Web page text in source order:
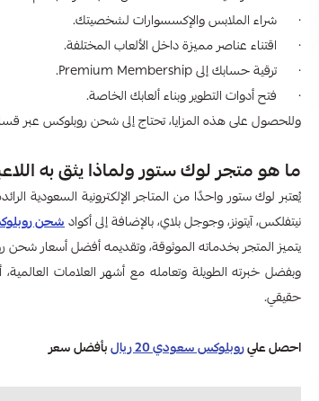
· شراء الملابس والإكسسوارات لشخصيتك.
· اقتناء عناصر مميزة داخل الألعاب المختلفة.
· ترقية حسابك إلى Premium Membership.
· فتح أدوات التطوير وبناء ألعابك الخاصة.
وللحصول على هذه المزايا، تحتاج إلى شحن روبلوكس عبر
ما هو متجر لوك ستور ولماذا يثق به
يُعتبر لوك ستور واحدًا من المتاجر الإلكترونية السعودية
نيتفلكس، آيتونز، وجوجل بلاي، بالإضافة إلى أكوادشحن
يتميز المتجر بخدماته الموثوقة، وتقديمه أفضل أسعار
وبفضل خبرته الطويلة وتعامله مع أشهر العلامات
حقيقي.
احصل عليروبلوكس سعودي 20 ريال بأفضل سعر